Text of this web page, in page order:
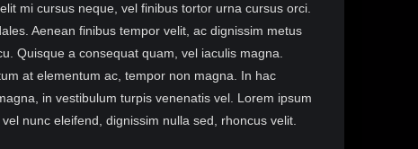
mi cursus neque, vel finibus tortor urna cursus orci.
Aenean finibus tempor velit, ac dignissim metus
Quisque a consequat quam, vel iaculis magna.
at elementum ac, tempor non magna. In hac
in vestibulum turpis venenatis vel. Lorem ipsum
nunc eleifend, dignissim nulla sed, rhoncus velit.